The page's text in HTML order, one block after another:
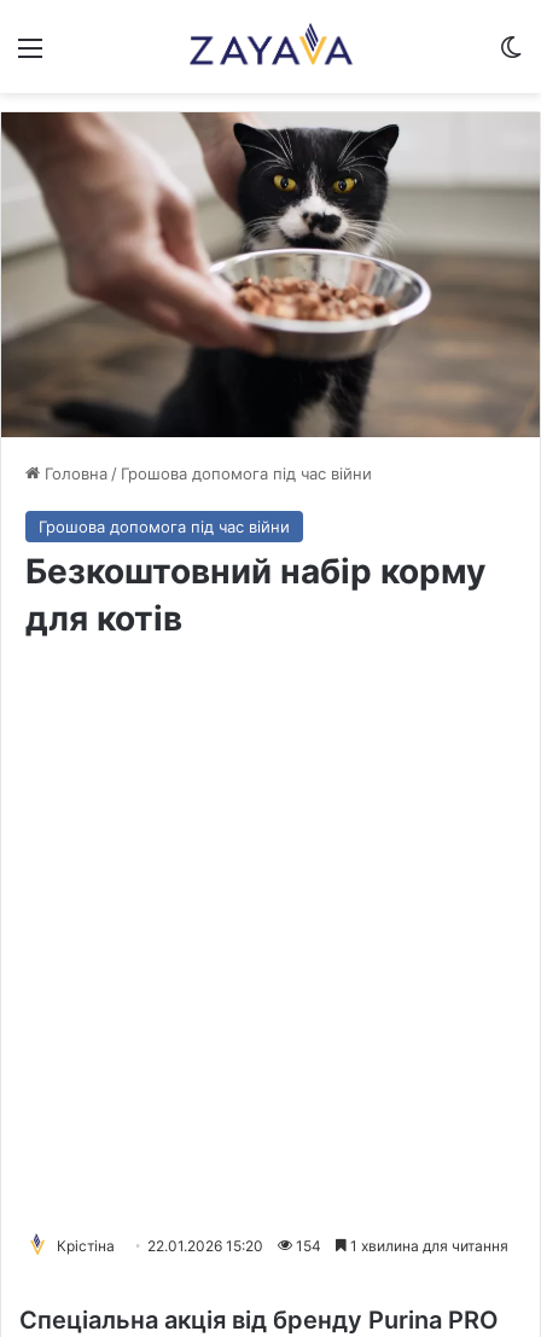
Меню
Головна / Грошова допомога під час війни
Грошова допомога під час війни
Безкоштовний набір корму
для котів
Крістіна 22.01.2026 15:20 154 1 хвилина для читання
Спеціальна акція від бренду Purina PRO